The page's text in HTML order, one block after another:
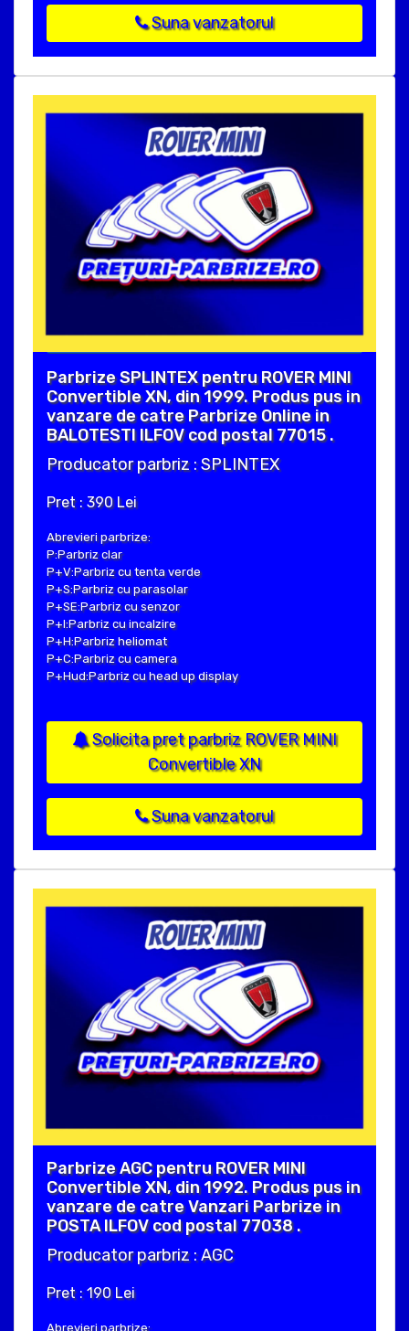
Suna vanzatorul
Parbrize SPLINTEX pentru ROVER MINI
Convertible XN, din 1999. Produs pus in
vanzare de catre Parbrize Online in
BALOTESTI ILFOV cod postal 77015 .
Producator parbriz : SPLINTEX
Pret : 390 Lei
Abrevieri parbrize:
P:Parbriz clar
P+V:Parbriz cu tenta verde
P+S:Parbriz cu parasolar
P+SE:Parbriz cu senzor
P+I:Parbriz cu incalzire
P+H:Parbriz heliomat
P+C:Parbriz cu camera
P+Hud:Parbriz cu head up display
Solicita pret parbriz ROVER MINI
Convertible XN
Suna vanzatorul
Parbrize AGC pentru ROVER MINI
Convertible XN, din 1992. Produs pus in
vanzare de catre Vanzari Parbrize in
POSTA ILFOV cod postal 77038 .
Producator parbriz : AGC
Pret : 190 Lei
Abrevieri parbrize: